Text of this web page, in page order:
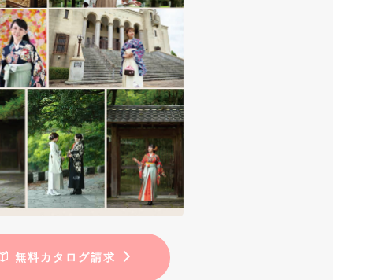
無料カタログ請求